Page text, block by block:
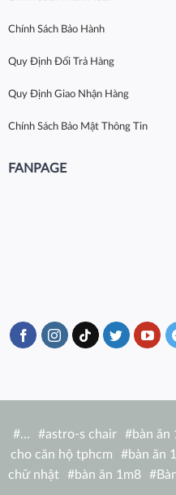
Chính Sách Bảo Hành
Quy Định Đổi Trả Hàng
Quy Định Giao Nhận Hàng
Chính Sách Bảo Mật Thông Tin
FANPAGE
#… #astro-s chair #bàn ăn
cho căn hộ tphcm
#bàn ăn
chữ nhật
#bàn ăn 1m8 #